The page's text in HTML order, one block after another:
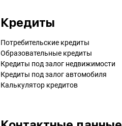
Кредиты
Потребительские кредиты
Образовательные кредиты
Кредиты под залог недвижимости
Кредиты под залог автомобиля
Калькулятор кредитов